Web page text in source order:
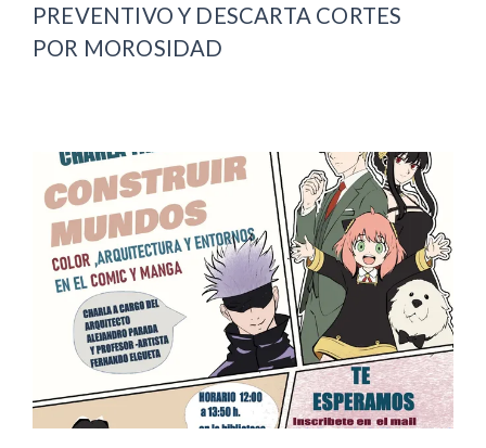
PREVENTIVO Y DESCARTA CORTES
POR MOROSIDAD